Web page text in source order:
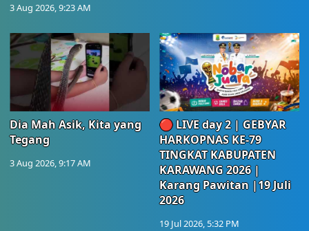
3 Aug 2026, 9:23 AM
Dia Mah Asik, Kita yang
Tegang
3 Aug 2026, 9:17 AM
🔴 LIVE day 2 | GEBYAR
HARKOPNAS KE-79
TINGKAT KABUPATEN
KARAWANG 2026 |
Karang Pawitan |19 Juli
2026
19 Jul 2026, 5:32 PM